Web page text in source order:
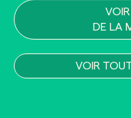
DE LA
VOIR